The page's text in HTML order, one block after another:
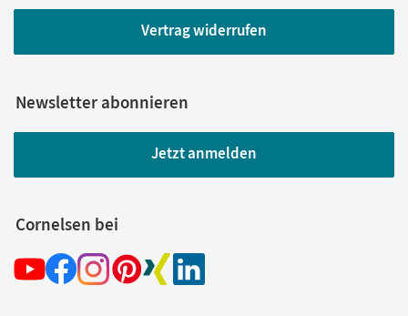
Vertrag widerrufen
Newsletter abonnieren
Jetzt anmelden
Cornelsen bei